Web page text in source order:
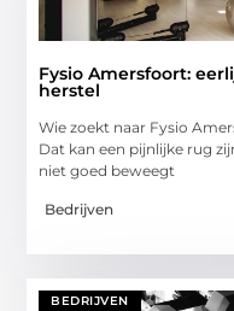
Fysio Amersfoort:
herstel
Wie zoekt naar Fysio
Dat kan een pijnlijke rug
niet goed beweegt
Bedrijven
BEDRIJVEN